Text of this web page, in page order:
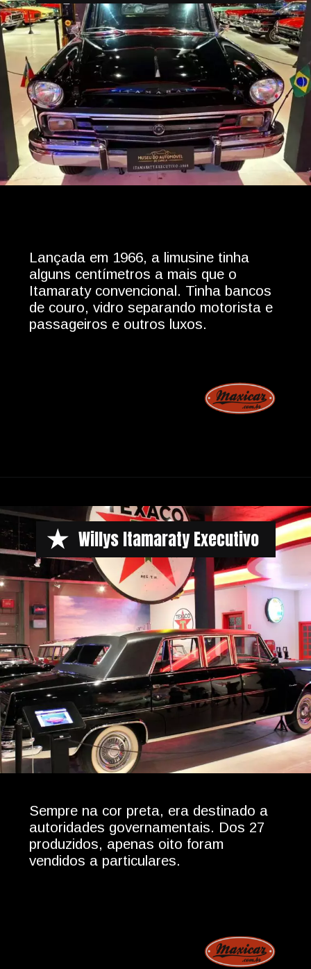
Lançada em 1966, a limusine tinha
alguns centímetros a mais que o
Itamaraty convencional. Tinha bancos
de couro, vidro separando motorista e
passageiros e outros luxos.
Sempre na cor preta, era destinado a
autoridades governamentais. Dos 27
produzidos, apenas oito foram
vendidos a particulares.
Willys Itamaraty Executivo